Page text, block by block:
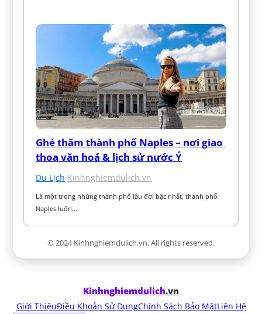
Ghé thăm thành phố Naples – nơi giao
thoa văn hoá & lịch sử nước Ý
Du Lịch·Kinhnghiemdulich.vn
Là một trong những thành phố lâu đời bậc nhất, thành phố
Naples luôn…
© 2024 Kinhnghiemdulich.vn. All rights reserved.
Kinhnghiemdulich.vn
Giới ThiệuĐiều Khoản Sử DụngChính Sách Bảo MậtLiên Hệ